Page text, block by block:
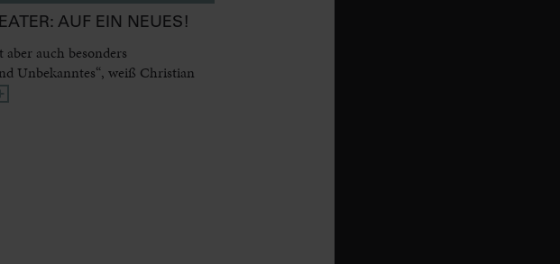
AUF EIN NEUES!
auch besonders
Unbekanntes“, weiß Christian